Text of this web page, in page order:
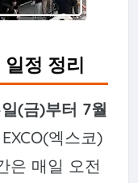
정 정리
(금)부터 7월
엑스코)
은 매일 오전